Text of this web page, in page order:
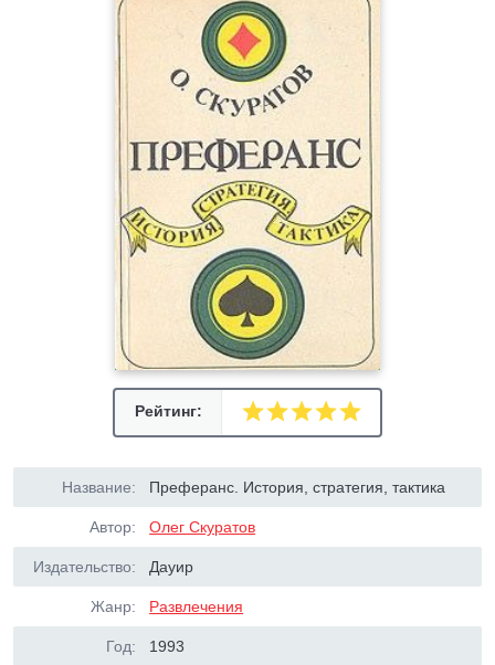
Рейтинг:
Название: Преферанс. История, стратегия, тактика
Автор: Олег Скуратов
Издательство: Дауир
Жанр: Развлечения
Год: 1993